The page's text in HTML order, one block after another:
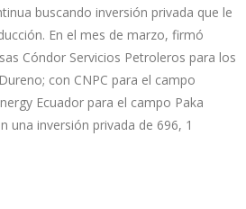
buscando inversión privada que le
En el mes de marzo, firmó
Cóndor Servicios Petroleros para los
con CNPC para el campo
Ecuador para el campo Paka
una inversión privada de 696, 1